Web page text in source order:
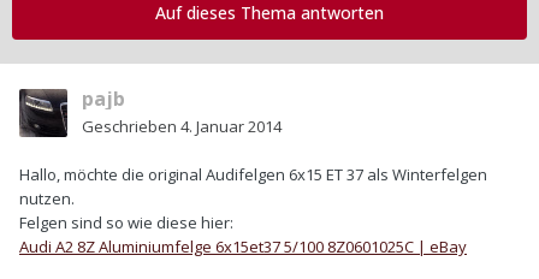
Auf dieses Thema antworten
pajb
Geschrieben 4. Januar 2014
Hallo, möchte die original Audifelgen 6x15 ET 37 als Winterfelgen
nutzen.
Felgen sind so wie diese hier:
Audi A2 8Z Aluminiumfelge 6x15et37 5/100 8Z0601025C | eBay